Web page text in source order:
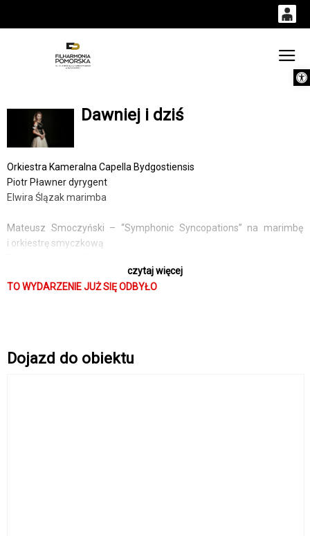
14 Dawniej i dziś
Orkiestra Kameralna Capella Bydgostiensis
Piotr Pławner dyrygent
Elwira Ślązak marimba
Mateusz Smoczyński – “Symphonic Syncopations” na marimbę
i orkiestrę smyczkową
Johann Sebastian Bach – Koncert na dwoje skrzypiec d-moll
Antonio Vivaldi – Concerto na smyczki Il Riposo RV270a
czytaj więcej
TO WYDARZENIE JUŻ SIĘ ODBYŁO
Dojazd do obiektu